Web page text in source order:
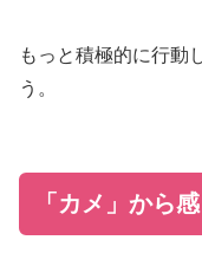
もっと積極的に行動
う。
「カメ」から